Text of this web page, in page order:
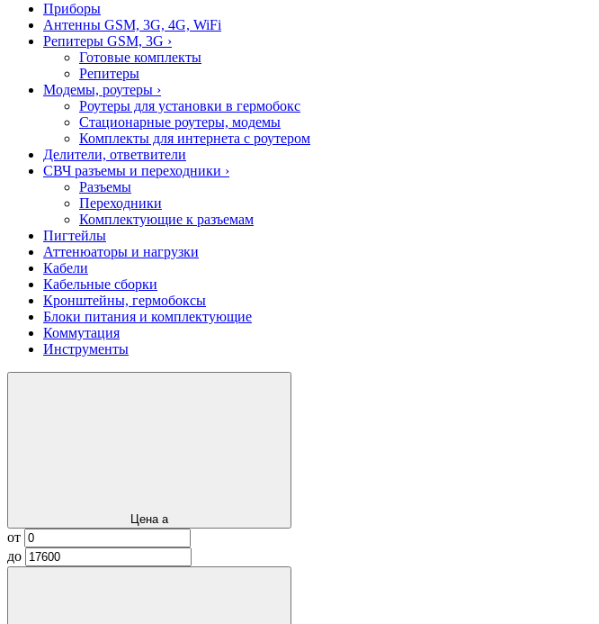
Приборы
Антенны GSM, 3G, 4G, WiFi
Репитеры GSM, 3G ›
Готовые комплекты
Репитеры
Модемы, роутеры ›
Роутеры для установки в гермобокс
Стационарные роутеры, модемы
Комплекты для интернета с роутером
Делители, ответвители
СВЧ разъемы и переходники ›
Разъемы
Переходники
Комплектующие к разъемам
Пигтейлы
Аттенюаторы и нагрузки
Кабели
Кабельные сборки
Кронштейны, гермобоксы
Блоки питания и комплектующие
Коммутация
Инструменты
Цена a
от
до